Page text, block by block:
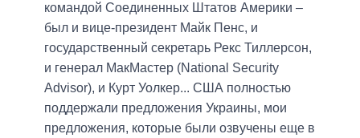
командой Соединенных Штатов Америки –
был и вице-президент Майк Пенс, и
государственный секретарь Рекс Тиллерсон,
и генерал МакМастер (National Security
Advisor), и Курт Уолкер... США полностью
поддержали предложения Украины, мои
предложения, которые были озвучены еще в